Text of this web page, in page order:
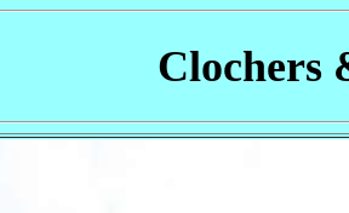
Clochers